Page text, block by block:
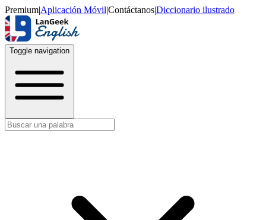
Premium|Aplicación Móvil|Contáctanos|Diccionario ilustrado
Toggle navigation